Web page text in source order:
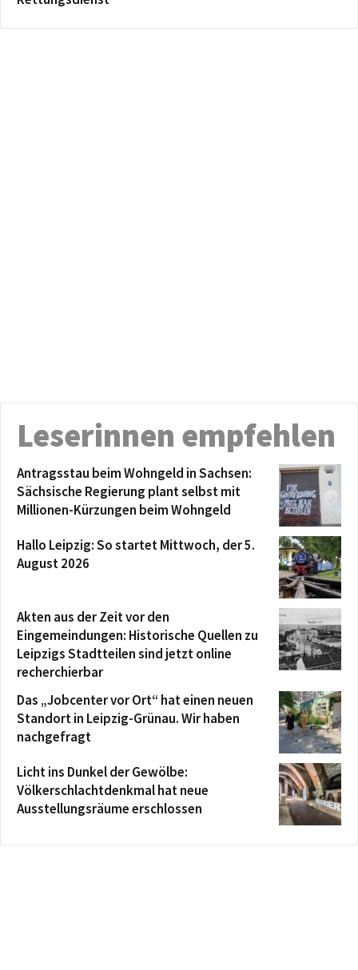
Leserinnen empfehlen
Antragsstau beim Wohngeld in Sachsen:
Sächsische Regierung plant selbst mit
Millionen-Kürzungen beim Wohngeld
Hallo Leipzig: So startet Mittwoch, der 5.
August 2026
Akten aus der Zeit vor den
Eingemeindungen: Historische Quellen zu
Leipzigs Stadtteilen sind jetzt online
recherchierbar
Das „Jobcenter vor Ort“ hat einen neuen
Standort in Leipzig-Grünau. Wir haben
nachgefragt
Licht ins Dunkel der Gewölbe:
Völkerschlachtdenkmal hat neue
Ausstellungsräume erschlossen